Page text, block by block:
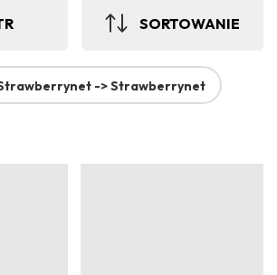
SORTOWANIE
-> Strawberrynet